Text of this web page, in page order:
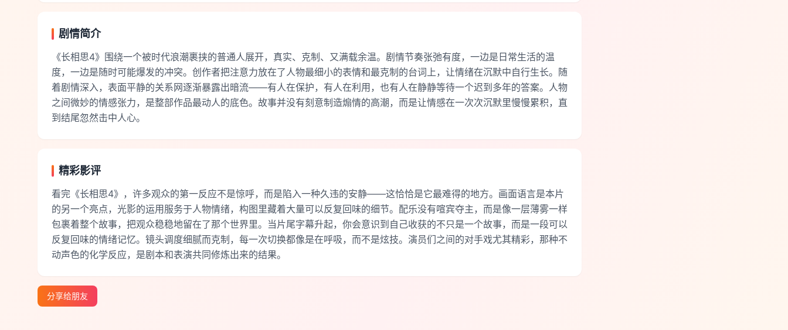
剧情简介
《长相思4》围绕一个被时代浪潮裹挟的普通人展开，真实、克制、又满载余温。剧情节奏张弛有度，一边是日常生活的温
度，一边是随时可能爆发的冲突。创作者把注意力放在了人物最细小的表情和最克制的台词上，让情绪在沉默中自行生长。随
着剧情深入，表面平静的关系网逐渐暴露出暗流——有人在保护，有人在利用，也有人在静静等待一个迟到多年的答案。人物
之间微妙的情感张力，是整部作品最动人的底色。故事并没有刻意制造煽情的高潮，而是让情感在一次次沉默里慢慢累积，直
到结尾忽然击中人心。
精彩影评
看完《长相思4》，许多观众的第一反应不是惊呼，而是陷入一种久违的安静——这恰恰是它最难得的地方。画面语言是本片
的另一个亮点，光影的运用服务于人物情绪，构图里藏着大量可以反复回味的细节。配乐没有喧宾夺主，而是像一层薄雾一样
包裹着整个故事，把观众稳稳地留在了那个世界里。当片尾字幕升起，你会意识到自己收获的不只是一个故事，而是一段可以
反复回味的情绪记忆。镜头调度细腻而克制，每一次切换都像是在呼吸，而不是炫技。演员们之间的对手戏尤其精彩，那种不
动声色的化学反应，是剧本和表演共同修炼出来的结果。
分享给朋友